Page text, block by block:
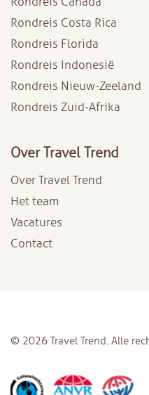
Rondreis Costa Rica
Rondreis Florida
Rondreis Indonesië
Rondreis Nieuw-Zeeland
Rondreis Zuid-Afrika
Over Travel Trend
Over Travel Trend
Het team
Vacatures
Contact
© 2026 Travel Trend. Alle